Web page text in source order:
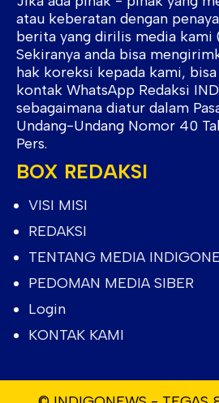
atau keberatan dengan
berita yang dirilis media kami
Sekiranya anda bisa
hak koreksi kepada kami,
kontak WhatsApp Redaksi
sebagaimana diatur dalam
Undang-Undang Nomor 40
Pers.
BOX REDAKSI
VISI MISI
REDAKSI
TENTANG MEDIA
PEDOMAN MEDIA SIBER
Login
KONTAK KAMI